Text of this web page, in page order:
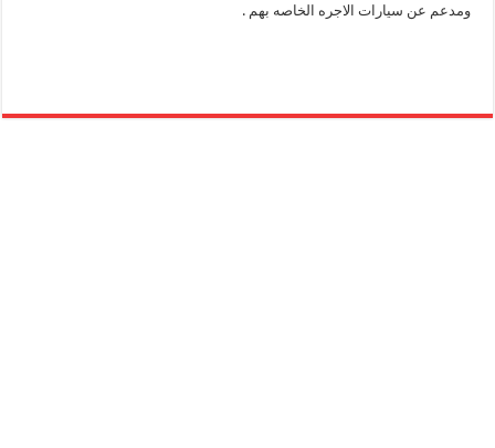
ومدعم عن سيارات الاجره الخاصه بهم .